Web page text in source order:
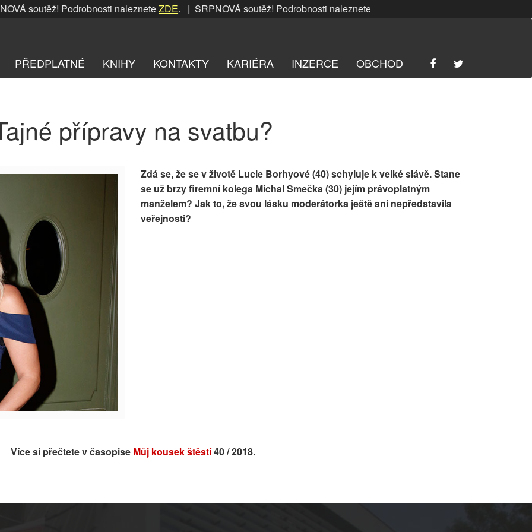
soutěž! Podrobnosti nalezneteZDE. | SRPNOVÁ soutěž! Podrobnosti nalezneteZDE
PŘEDPLATNÉ KNIHY KONTAKTY KARIÉRA INZERCE OBCHOD
přípravy na svatbu?
Zdá se, že se v životě Lucie Borhyové (40) schyluje k velké slávě. Stane
se už brzy firemní kolega Michal Smečka (30) jejím právoplatným
manželem? Jak to, že svou lásku moderátorka ještě ani nepředstavila
veřejnosti?
Více si přečtete v časopise Můj kousek štěstí40 / 2018.